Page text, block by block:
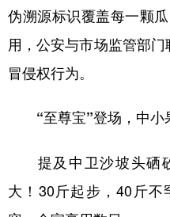
伪溯源标识覆盖每一颗
用，公安与市场监管部门
冒侵权行为。
“至尊宝”登场，中
提及中卫沙坡头硒
大！30斤起步，40斤